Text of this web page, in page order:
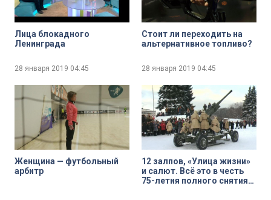
Лица блокадного
Ленинграда
28 января 2019 04:45
Стоит ли переходить на
альтернативное топливо?
28 января 2019 04:45
Женщина — футбольный
арбитр
12 залпов, «Улица жизни»
и салют. Всё это в честь
75-летия полного снятия